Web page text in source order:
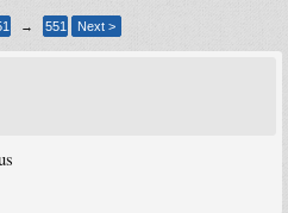
→ 551 Next >